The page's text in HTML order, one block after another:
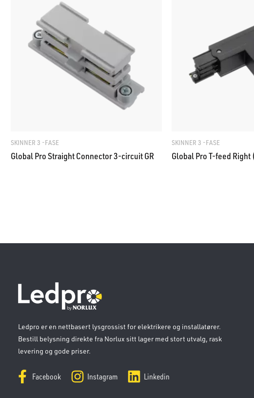
SKINNER 3 -FASE
Global Pro Straight Connector 3-circuit GR
SKINNER 3 -FASE
Global Pro T-feed
Ledpro er en nettbasert lysgrossist for elektrikere og installatører.
Bestill belysning direkte fra Norlux sitt lager med stort utvalg, rask
levering og gode priser.
Facebook Instagram Linkedin